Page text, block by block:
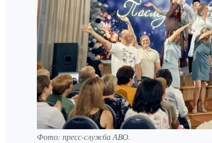
Фото: пресс-служба АВО.